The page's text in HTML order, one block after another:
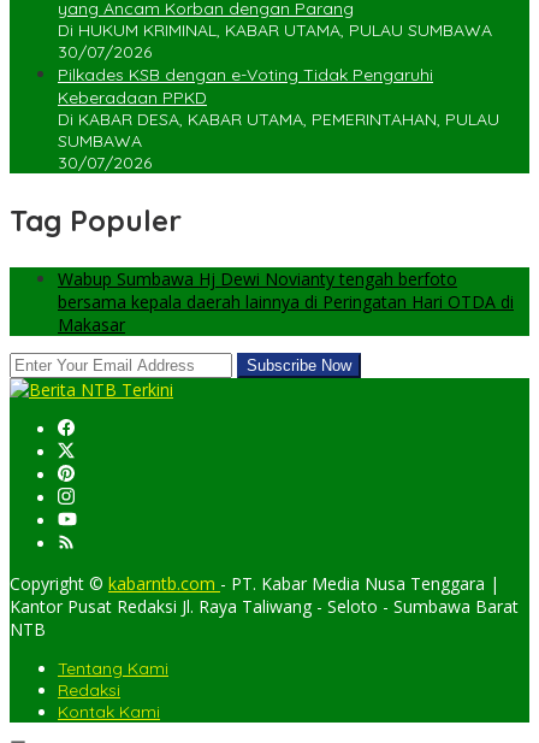
yang Ancam Korban dengan Parang
Di HUKUM KRIMINAL, KABAR UTAMA, PULAU SUMBAWA
30/07/2026
Pilkades KSB dengan e-Voting Tidak Pengaruhi
Keberadaan PPKD
Di KABAR DESA, KABAR UTAMA, PEMERINTAHAN, PULAU
SUMBAWA
30/07/2026
Tag Populer
Wabup Sumbawa Hj Dewi Novianty tengah berfoto
bersama kepala daerah lainnya di Peringatan Hari OTDA di
Makasar
Copyright © kabarntb.com - PT. Kabar Media Nusa Tenggara |
Kantor Pusat Redaksi Jl. Raya Taliwang - Seloto - Sumbawa Barat
NTB
Tentang Kami
Redaksi
Kontak Kami